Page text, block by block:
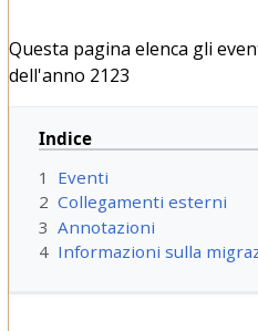
Questa pagina elenca gli
dell'anno 2123
Indice
1
Eventi
2 Collegamenti esterni
3 Annotazioni
4 Informazioni sulla